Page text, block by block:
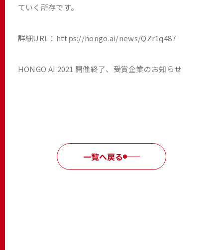
ていく所存です。
詳細URL： https://hongo.ai/news/QZr1q487
HONGO AI 2021 開催終了、受賞企業のお知らせ
一覧へ戻る